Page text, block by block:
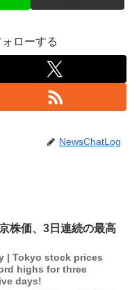
ローする
NewsChatLog
株価、3日連続の最高
| Tokyo stock prices
highs for three
days!